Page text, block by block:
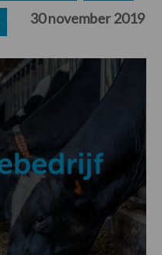
30 november 2019